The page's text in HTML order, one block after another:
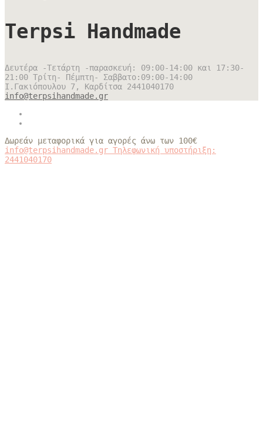
Terpsi Handmade
Δευτέρα -Τετάρτη -παρασκευή: 09:00-14:00 και 17:30-
21:00 Τρίτη- Πέμπτη- Σαββατο:09:00-14:00
Ι.Γακιόπουλου 7, Καρδίτσα 2441040170
info@terpsihandmade.gr
Δωρεάν μεταφορικά για αγορές άνω των 100€
info@terpsihandmade.gr Τηλεφωνική υποστήριξη:
2441040170